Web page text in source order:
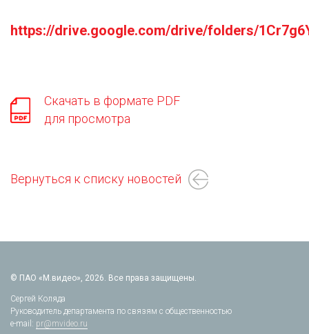
https://drive.google.com/drive/folders/
Скачать в формате PDF
для просмотра
Вернуться к списку новостей
© ПАО «М.видео», 2026. Все права защищены.
Сергей Коляда
Руководитель департамента по связям с общественностью
e-mail: pr@mvideo.ru